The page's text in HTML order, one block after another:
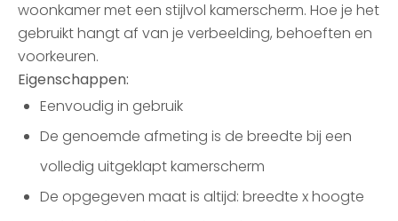
woonkamer met een stijlvol kamerscherm. Hoe je het
gebruikt hangt af van je verbeelding, behoeften en
voorkeuren.
Eigenschappen:
Eenvoudig in gebruik
De genoemde afmeting is de breedte bij een
volledig uitgeklapt kamerscherm
De opgegeven maat is altijd: breedte x hoogte